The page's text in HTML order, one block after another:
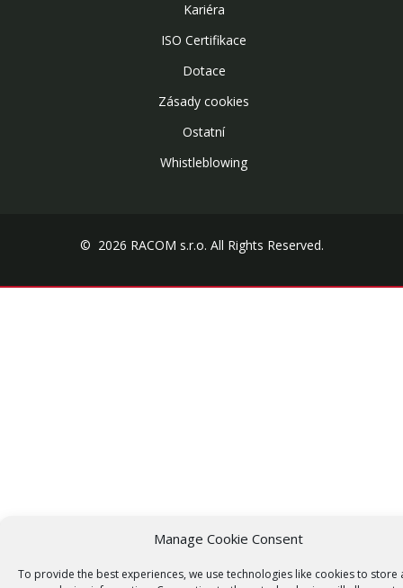
Manage Cookie Consent
To provide the best experiences, we use technologies like cookies to store
Kariéra
ISO Certifikace
Dotace
Zásady cookies
Ostatní
Whistleblowing
© 2026 RACOM s.r.o. All Rights Reserved.